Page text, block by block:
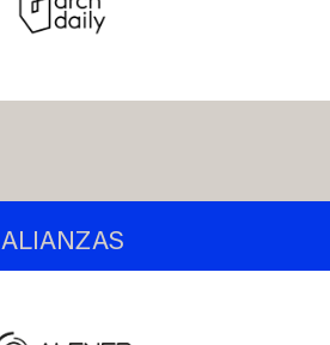
ALIANZAS